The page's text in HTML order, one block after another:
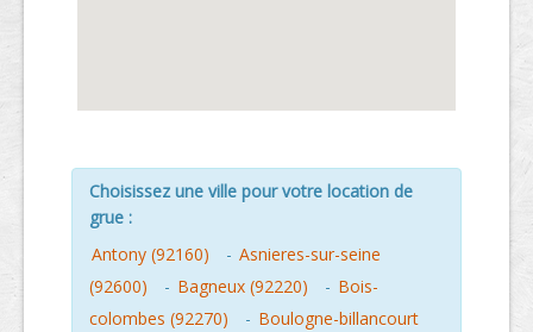
Choisissez une ville pour votre location de
grue :
Antony (92160)
- Asnieres-sur-seine
(92600)
- Bagneux (92220) - Bois-
colombes (92270)
- Boulogne-billancourt